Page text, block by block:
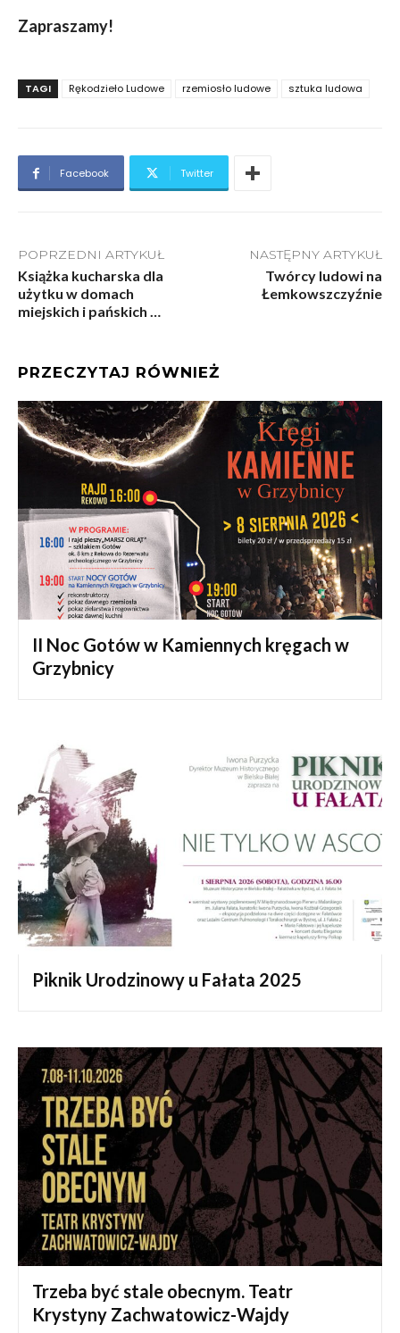
Zapraszamy!
TAGI Rękodzieło Ludowe rzemiosło ludowe sztuka ludowa
Facebook Twitter
POPRZEDNI ARTYKUŁ
Książka kucharska dla
użytku w domach
miejskich i pańskich …
NASTĘPNY ARTYKUŁ
Twórcy ludowi na
Łemkowszczyźnie
PRZECZYTAJ RÓWNIEŻ
II Noc Gotów w Kamiennych kręgach w
Grzybnicy
Piknik Urodzinowy u Fałata 2025
Trzeba być stale obecnym. Teatr
Krystyny Zachwatowicz-Wajdy